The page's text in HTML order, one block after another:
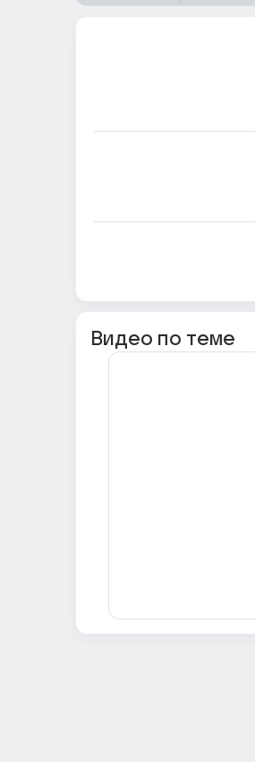
Видео по теме